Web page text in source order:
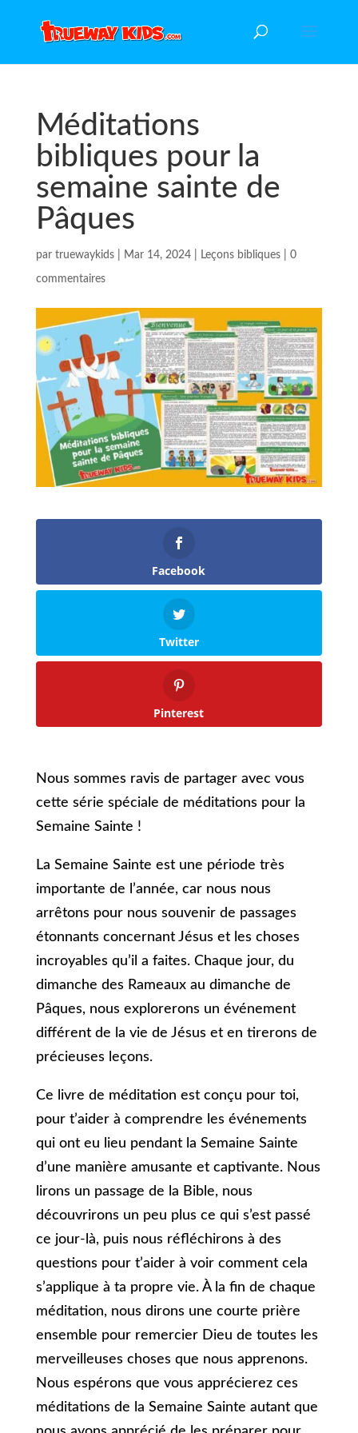
Méditations
bibliques pour la
semaine sainte de
Pâques
par truewaykids| Mar 14, 2024| Leçons bibliques| 0
commentaires
Facebook
Twitter
Pinterest
Nous sommes ravis de partager avec vous
cette série spéciale de méditations pour la
Semaine Sainte !
La Semaine Sainte est une période très
importante de l’année, car nous nous
arrêtons pour nous souvenir de passages
étonnants concernant Jésus et les choses
incroyables qu’il a faites. Chaque jour, du
dimanche des Rameaux au dimanche de
Pâques, nous explorerons un événement
différent de la vie de Jésus et en tirerons de
précieuses leçons.
Ce livre de méditation est conçu pour toi,
pour t’aider à comprendre les événements
qui ont eu lieu pendant la Semaine Sainte
d’une manière amusante et captivante. Nous
lirons un passage de la Bible, nous
découvrirons un peu plus ce qui s’est passé
ce jour-là, puis nous réfléchirons à des
questions pour t’aider à voir comment cela
s’applique à ta propre vie. À la fin de chaque
méditation, nous dirons une courte prière
ensemble pour remercier Dieu de toutes les
merveilleuses choses que nous apprenons.
Nous espérons que vous apprécierez ces
méditations de la Semaine Sainte autant que